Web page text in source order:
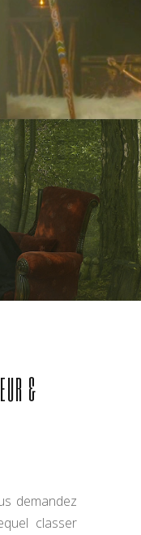
&
demandez
classer